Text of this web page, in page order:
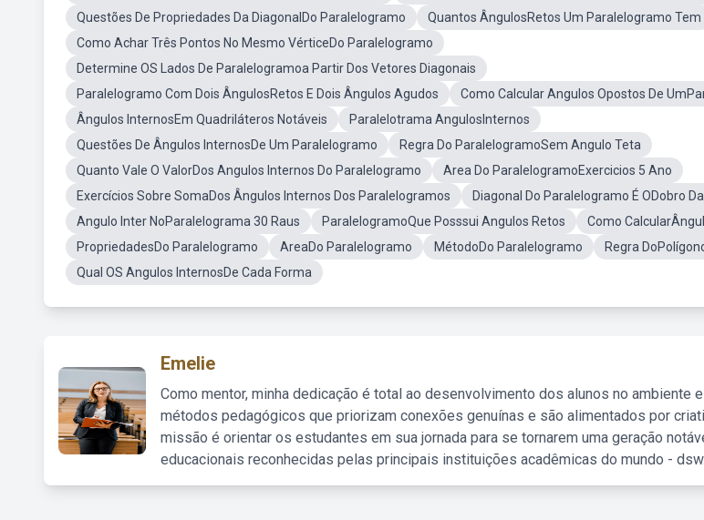
Questões De Propriedades Da DiagonalDo Paralelogramo
Quantos ÂngulosRetos Um Paralelogramo Tem
Como Achar Três Pontos No Mesmo VérticeDo Paralelogramo
Determine OS Lados De Paralelogramoa Partir Dos Vetores Diagonais
Paralelogramo Com Dois ÂngulosRetos E Dois Ângulos Agudos
Como Calcular Angulos Opostos De
Ângulos InternosEm Quadriláteros Notáveis
Paralelotrama AngulosInternos
Questões De Ângulos InternosDe Um Paralelogramo
Regra Do ParalelogramoSem Angulo Teta
Quanto Vale O ValorDos Angulos Internos Do Paralelogramo
Area Do ParalelogramoExercicios 5 Ano
Exercícios Sobre SomaDos Ângulos Internos Dos Paralelogramos
Diagonal Do Paralelogramo É ODobro
Angulo Inter NoParalelograma 30 Raus
ParalelogramoQue Posssui Angulos Retos
Como
PropriedadesDo Paralelogramo
AreaDo Paralelogramo MétodoDo Paralelogramo
Regra
Qual OS Angulos InternosDe Cada Forma
Emelie
Como mentor, minha dedicação é total ao desenvolvimento dos alunos no ambiente
métodos pedagógicos que priorizam conexões genuínas e são alimentados por
missão é orientar os estudantes em sua jornada para se tornarem uma geração
educacionais reconhecidas pelas principais instituições acadêmicas do mundo -